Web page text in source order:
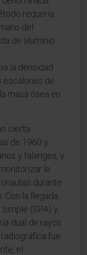
requería
del
de aluminio
la densidad
escalones de
masa ósea en
cierta
de 1960 y
y falanges, y
la
durante
Con la llegada
(SPA) y,
dual de rayos
fue
el